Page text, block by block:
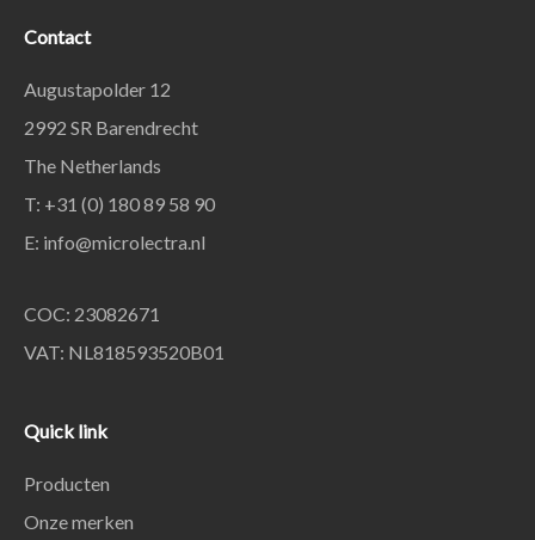
Contact
Augustapolder 12
2992 SR Barendrecht
The Netherlands
T: +31 (0) 180 89 58 90
E: info@microlectra.nl
COC: 23082671
VAT: NL818593520B01
Quick link
Producten
Onze merken